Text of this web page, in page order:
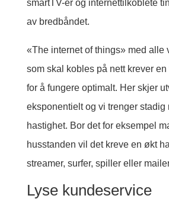
smartTV-er og internettilkoblete
av bredbåndet.
«The internet of things» med alle
som skal kobles på nett krever
for å fungere optimalt. Her skjer
eksponentielt og vi trenger stadig
hastighet. Bor det for eksempel
husstanden vil det kreve en økt
streamer, surfer, spiller eller
Lyse kundeservice